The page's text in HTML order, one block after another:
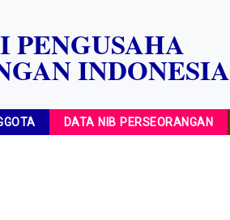
PENGUSAHA
INDONESIA
DATA NIB PERSEORANGAN